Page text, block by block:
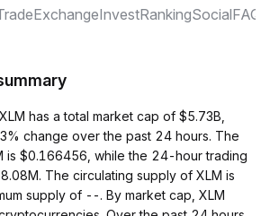
ExchangeInvestRankingSocialFAQ
has a total market cap of $5.73B,
change over the past 24 hours. The
is $0.166456, while the 24-hour trading
The circulating supply of XLM is
supply of --. By market cap, XLM